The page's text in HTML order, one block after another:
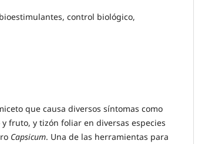
control biológico,
que causa diversos síntomas como
fruto, y tizón foliar en diversas especies
Capsicum. Una de las herramientas para